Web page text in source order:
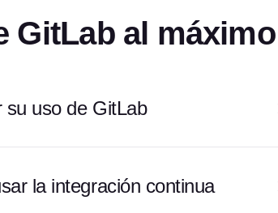
GitLab al máximo
su uso de GitLab
la integración continua